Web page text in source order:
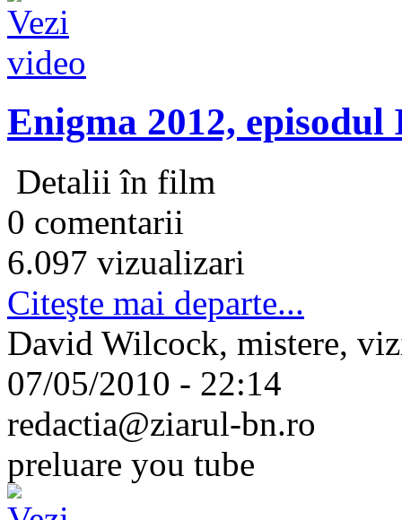
Enigma 2012, episodul
Detalii în film
0 comentarii
6.097 vizualizari
Citeşte mai departe...
David Wilcock, mistere,
07/05/2010 - 22:14
redactia@ziarul-bn.ro
preluare you tube